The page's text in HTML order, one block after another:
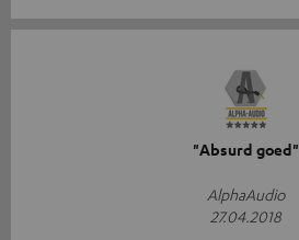
"Absurd goed"
AlphaAudio
27.04.2018